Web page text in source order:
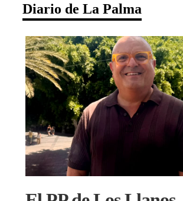
Diario de La Palma